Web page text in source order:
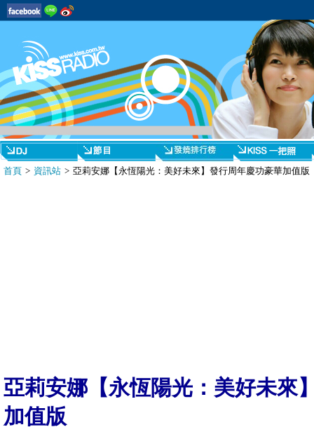
首頁 > 資訊站 > 亞莉安娜【永恆陽光：美好未來】發行周年慶功豪華加值版
亞莉安娜【永恆陽光：美好未來
加值版